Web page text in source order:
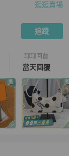
選✨一號店介紹
逛逛賣場
追蹤
聊聊回覆
當天回覆